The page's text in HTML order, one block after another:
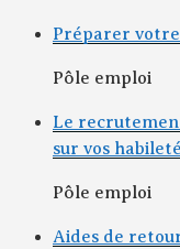
Préparer
Pôle emploi
Le
sur vos
Pôle emploi
Aides de